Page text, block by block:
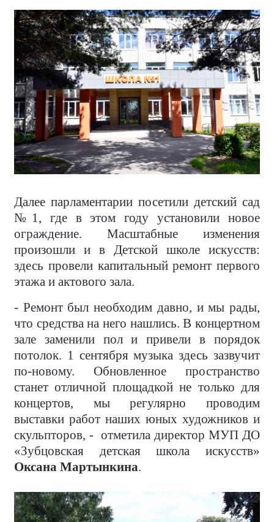
Далее парламентарии посетили детский сад
№1, где в этом году установили новое
ограждение. Масштабные изменения
произошли и в Детской школе искусств:
здесь провели капитальный ремонт первого
этажа и актового зала.
- Ремонт был необходим давно, и мы рады,
что средства на него нашлись. В концертном
зале заменили пол и привели в порядок
потолок. 1 сентября музыка здесь зазвучит
по-новому. Обновленное пространство
станет отличной площадкой не только для
концертов, мы регулярно проводим
выставки работ наших юных художников и
скульпторов, - отметила директор МУП ДО
«Зубцовская детская школа искусств»
Оксана Мартынкина.